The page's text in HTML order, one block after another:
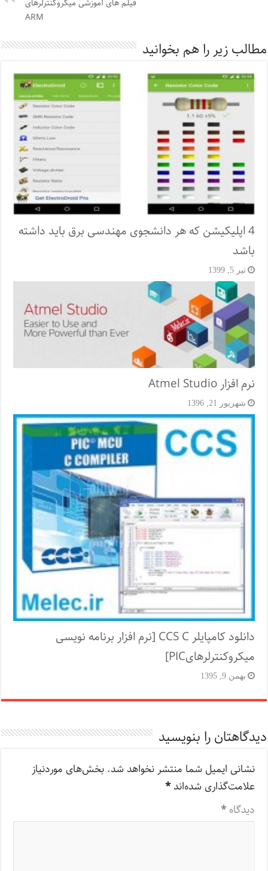
فیلم های آموزشی میکروکنترلرهای
ARM
مطالب زیر را هم بخوانید
4 اپلیکیشن که هر دانشجوی مهندسی برق باید داشته
باشد
تیر 5, 1399
نرم افزار Atmel Studio
شهریور 21, 1396
دانلود کامپایلر CCS C [نرم افزار برنامه نویسی
میکروکنترلرهایPIC]
بهمن 9, 1395
دیدگاهتان را بنویسید
نشانی ایمیل شما منتشر نخواهد شد. بخش‌های موردنیاز
علامت‌گذاری شده‌اند*
دیدگاه*